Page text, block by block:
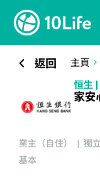
返回 主頁 >
恒生
家安
業主（自住） 獨
基本